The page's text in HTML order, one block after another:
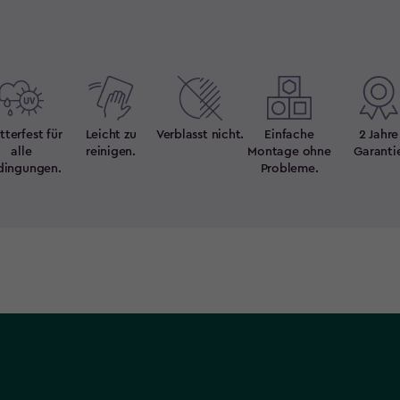
für
alle
Leicht zu
reinigen.
Verblasst nicht.
Einfache
Montage ohne
Probleme.
2 Jahre